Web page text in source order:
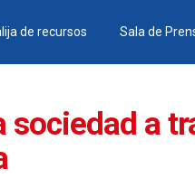
de recursos Sala de
a